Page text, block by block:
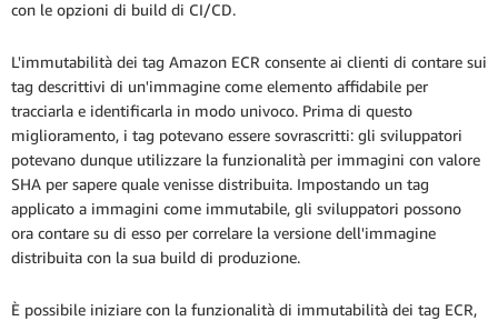
con le opzioni di build di CI/CD.
L'immutabilità dei tag Amazon ECR consente ai clienti di contare sui
tag descrittivi di un'immagine come elemento affidabile per
tracciarla e identificarla in modo univoco. Prima di questo
miglioramento, i tag potevano essere sovrascritti: gli sviluppatori
potevano dunque utilizzare la funzionalità per immagini con valore
SHA per sapere quale venisse distribuita. Impostando un tag
applicato a immagini come immutabile, gli sviluppatori possono
ora contare su di esso per correlare la versione dell'immagine
distribuita con la sua build di produzione.
È possibile iniziare con la funzionalità di immutabilità dei tag ECR,